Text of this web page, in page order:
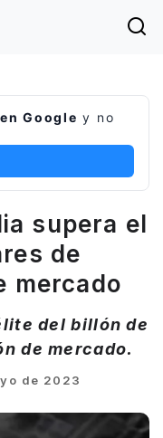
Google y no
supera el
de
mercado
del billón de
de mercado.
de 2023